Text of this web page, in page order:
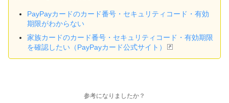
PayPayカードのカード番号・セキュリティコード・有効
期限がわからない
家族カードのカード番号・セキュリティコード・有効期限
を確認したい（PayPayカード公式サイト）
参考になりましたか？